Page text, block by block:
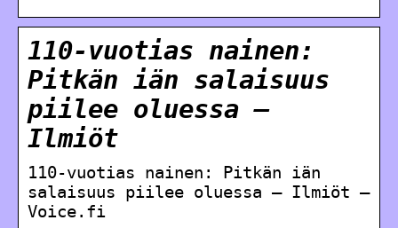
110-vuotias nainen:
Pitkän iän salaisuus
piilee oluessa –
Ilmiöt
110-vuotias nainen: Pitkän iän
salaisuus piilee oluessa – Ilmiöt –
Voice.fi